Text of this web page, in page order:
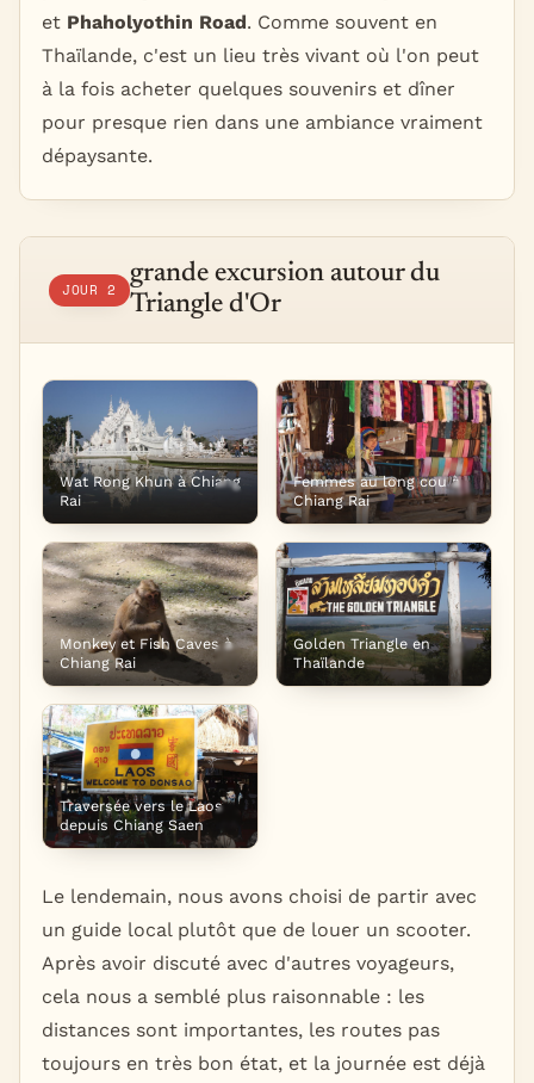
et Phaholyothin Road. Comme souvent en
Thaïlande, c'est un lieu très vivant où l'on peut
à la fois acheter quelques souvenirs et dîner
pour presque rien dans une ambiance vraiment
dépaysante.
JOUR 2
grande excursion autour du
Triangle d'Or
Wat Rong Khun à Chiang
Rai
Femmes au long cou à
Chiang Rai
Monkey et Fish Caves à
Chiang Rai
Golden Triangle en
Thaïlande
Traversée vers le Laos
depuis Chiang Saen
Le lendemain, nous avons choisi de partir avec
un guide local plutôt que de louer un scooter.
Après avoir discuté avec d'autres voyageurs,
cela nous a semblé plus raisonnable : les
distances sont importantes, les routes pas
toujours en très bon état, et la journée est déjà